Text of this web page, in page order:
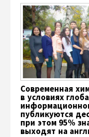
Современная
в условиях
публикуются
при этом 95%
выходят на